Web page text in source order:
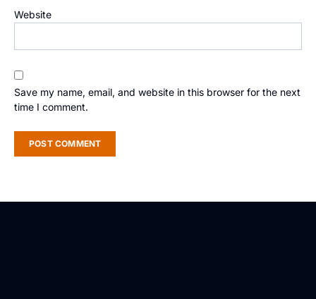
Website
Save my name, email, and website in this browser for the next
time I comment.